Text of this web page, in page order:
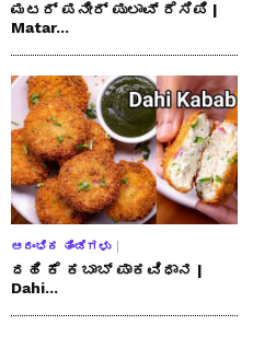
ಮಟರ್ ಪನೀರ್ ಪುಲಾವ್ ರೆಸಿಪಿ |
Matar...
ಆರಂಭಿಕ ತಿಂಡಿಗಳು
ದಹಿ ಕೆ ಕಬಾಬ್ ಪಾಕವಿಧಾನ |
Dahi...